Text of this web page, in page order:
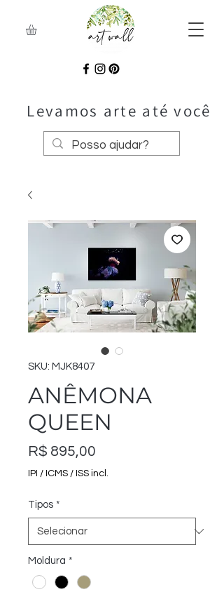
Levamos arte até você
SKU: MJK8407
ANÊMONA
QUEEN
R$ 895,00
IPI / ICMS / ISS incl.
Tipos *
Moldura *